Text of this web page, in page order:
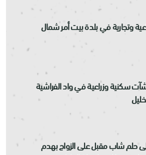
وتجارية في بلدة بيت أمر شمال
سكنية وزراعية في واد الفراشية
حلم شاب مقبل على الزواج بهدم